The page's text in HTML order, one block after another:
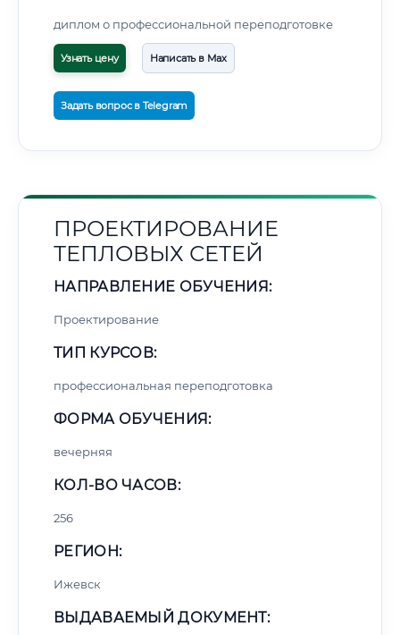
диплом о профессиональной переподготовке
Узнать цену Написать в Max
Задать вопрос в Telegram
ПРОЕКТИРОВАНИЕ
ТЕПЛОВЫХ СЕТЕЙ
НАПРАВЛЕНИЕ ОБУЧЕНИЯ:
Проектирование
ТИП КУРСОВ:
профессиональная переподготовка
ФОРМА ОБУЧЕНИЯ:
вечерняя
КОЛ-ВО ЧАСОВ:
256
РЕГИОН:
Ижевск
ВЫДАВАЕМЫЙ ДОКУМЕНТ: